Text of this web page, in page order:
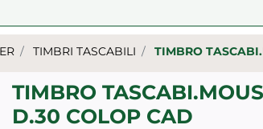
TIMBRI TASCABILI TIMBRO
TIMBRO
D.30 COLOP CAD